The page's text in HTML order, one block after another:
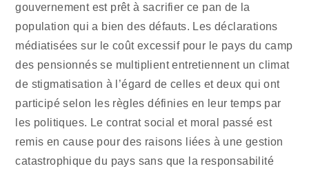
gouvernement est prêt à sacrifier ce pan de la
population qui a bien des défauts. Les déclarations
médiatisées sur le coût excessif pour le pays du camp
des pensionnés se multiplient entretiennent un climat
de stigmatisation à l’égard de celles et deux qui ont
participé selon les règles définies en leur temps par
les politiques. Le contrat social et moral passé est
remis en cause pour des raisons liées à une gestion
catastrophique du pays sans que la responsabilité